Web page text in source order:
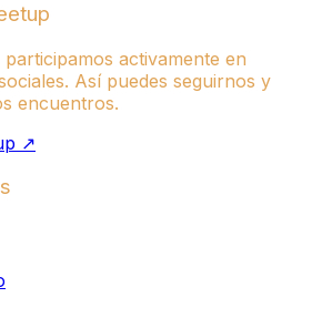
activamente en
Así puedes seguirnos y
encuentros.
↗